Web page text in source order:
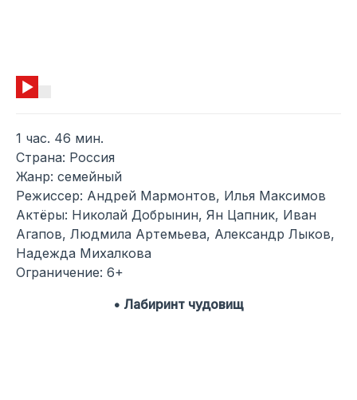
1 час. 46 мин.
Страна: Россия
Жанр: семейный
Режиссер: Андрей Мармонтов, Илья Максимов
Актёры: Николай Добрынин, Ян Цапник, Иван
Агапов, Людмила Артемьева, Александр Лыков,
Надежда Михалкова
Ограничение: 6+
• Лабиринт чудовищ